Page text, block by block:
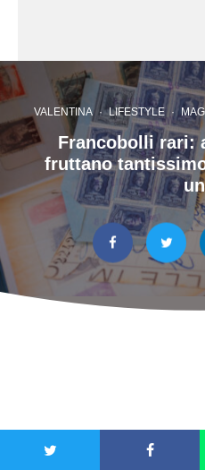
VALENTINA · LIFESTYLE ·
Francobolli rari:
fruttano